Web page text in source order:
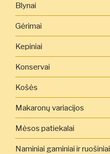
Blynai
Gėrimai
Kepiniai
Konservai
Košės
Makaronų variacijos
Mėsos patiekalai
Naminiai gaminiai ir ruošiniai